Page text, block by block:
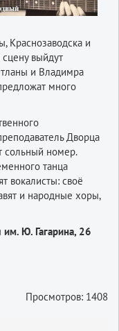
Краснозаводска и
выйдут
и Владимра
много
Дворца
сольный номер.
танца
вокалисты: своё
и народные хоры,
им. Ю. Гагарина, 26
Просмотров: 1408